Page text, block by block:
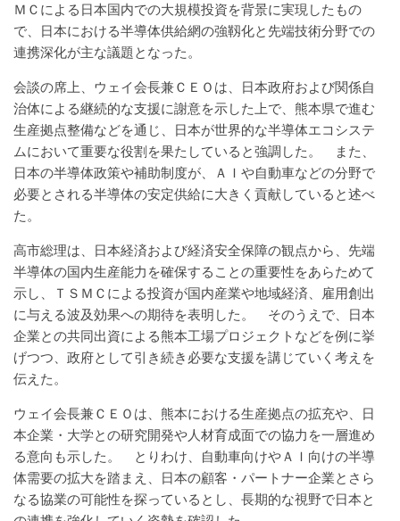
ＭＣによる日本国内での大規模投資を背景に実現したもの
で、日本における半導体供給網の強靱化と先端技術分野での
連携深化が主な議題となった。
会談の席上、ウェイ会長兼ＣＥＯは、日本政府および関係自
治体による継続的な支援に謝意を示した上で、熊本県で進む
生産拠点整備などを通じ、日本が世界的な半導体エコシステ
ムにおいて重要な役割を果たしていると強調した。 また、
日本の半導体政策や補助制度が、ＡＩや自動車などの分野で
必要とされる半導体の安定供給に大きく貢献していると述べ
た。
高市総理は、日本経済および経済安全保障の観点から、先端
半導体の国内生産能力を確保することの重要性をあらためて
示し、ＴＳＭＣによる投資が国内産業や地域経済、雇用創出
に与える波及効果への期待を表明した。 そのうえで、日本
企業との共同出資による熊本工場プロジェクトなどを例に挙
げつつ、政府として引き続き必要な支援を講じていく考えを
伝えた。
ウェイ会長兼ＣＥＯは、熊本における生産拠点の拡充や、日
本企業・大学との研究開発や人材育成面での協力を一層進め
る意向も示した。 とりわけ、自動車向けやＡＩ向けの半導
体需要の拡大を踏まえ、日本の顧客・パートナー企業とさら
なる協業の可能性を探っているとし、長期的な視野で日本と